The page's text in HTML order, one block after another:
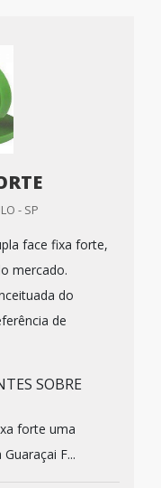
- SP
face fixa forte,
mercado.
do
de
SOBRE
forte uma
F...